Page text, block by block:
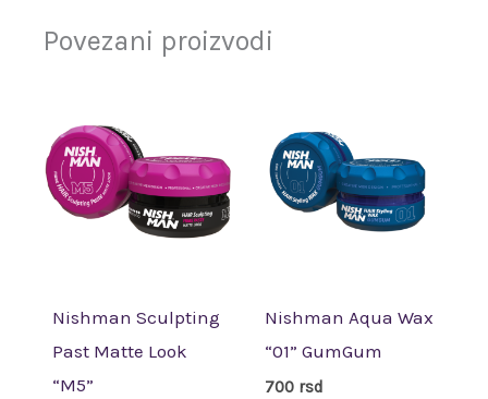
Povezani proizvodi
Nishman Sculpting
Past Matte Look
“M5”
Nishman Aqua Wax
“01” GumGum
700 rsd